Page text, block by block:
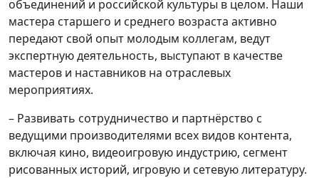
объединений и российской культуры в целом. Наши
мастера старшего и среднего возраста активно
передают свой опыт молодым коллегам, ведут
экспертную деятельность, выступают в качестве
мастеров и наставников на отраслевых
мероприятиях.
– Развивать сотрудничество и партнёрство с
ведущими производителями всех видов контента,
включая кино, видеоигровую индустрию, сегмент
рисованных историй, игровую и сетевую литературу.